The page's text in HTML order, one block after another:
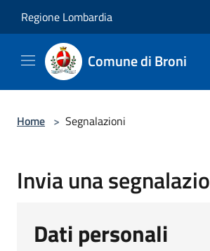
Regione Lombardia
Comune di Broni
Home > Segnalazioni
Invia una
Dati personali